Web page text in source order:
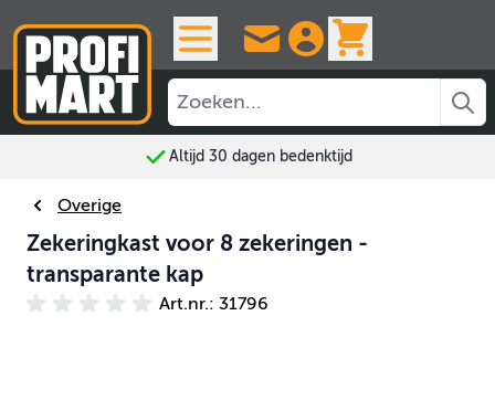
Altijd 30 dagen bedenktijd
Overige
Zekeringkast voor 8 zekeringen -
transparante kap
Art.nr.: 31796